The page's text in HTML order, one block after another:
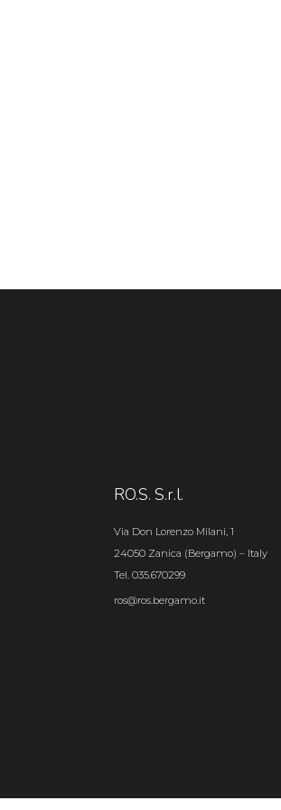
RO.S. S.r.l.
Via Don Lorenzo Milani, 1
24050 Zanica (Bergamo) – Italy
Tel. 035.670299
ros@ros.bergamo.it